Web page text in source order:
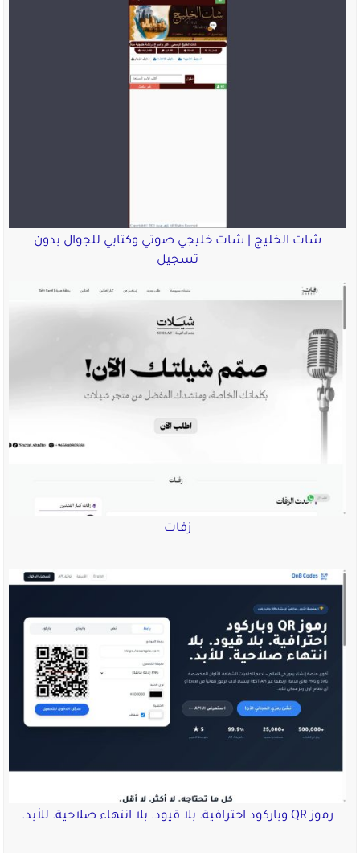
شات الخليج | شات خليجي صوتي وكتابي للجوال بدون
تسجيل
زفات
رموز QR وباركود احترافية. بلا قيود. بلا انتهاء صلاحية. للأبد.